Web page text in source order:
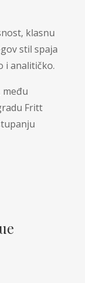
klasnu
stil spaja
i analitičko.
među
Fritt